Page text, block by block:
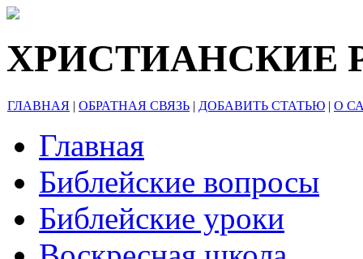
ХРИСТИАНСКИЕ
ГЛАВНАЯ | ОБРАТНАЯ СВЯЗЬ | ДОБАВИТЬ СТАТЬЮ | О
Главная
Библейские вопросы
Библейские уроки